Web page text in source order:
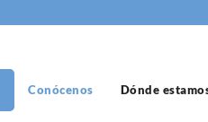
Conócenos Dónde